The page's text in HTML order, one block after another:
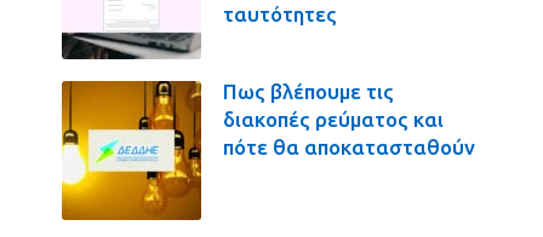
ταυτότητες
Πως βλέπουμε τις
διακοπές ρεύματος και
πότε θα αποκατασταθούν